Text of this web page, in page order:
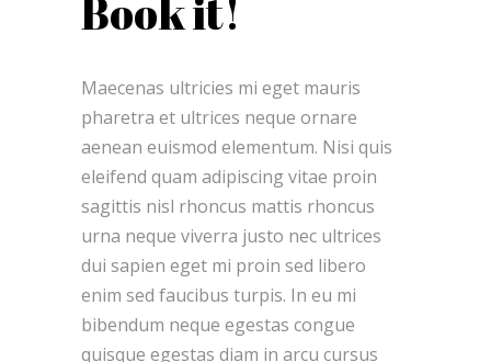
Book it!
Maecenas ultricies mi eget mauris
pharetra et ultrices neque ornare
aenean euismod elementum. Nisi quis
eleifend quam adipiscing vitae proin
sagittis nisl rhoncus mattis rhoncus
urna neque viverra justo nec ultrices
dui sapien eget mi proin sed libero
enim sed faucibus turpis. In eu mi
bibendum neque egestas congue
quisque egestas diam in arcu cursus